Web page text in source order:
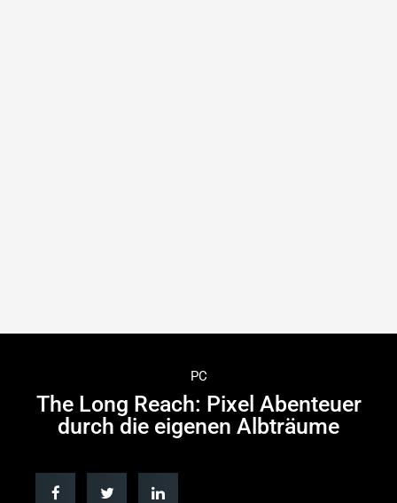
PC
The Long Reach: Pixel Abenteuer
durch die eigenen Albträume